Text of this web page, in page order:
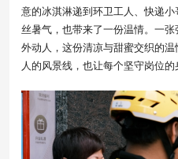
意的冰淇淋递到环卫工人、快递
丝暑气，也带来了一份温情。一
外动人，这份清凉与甜蜜交织的
人的风景线，也让每个坚守岗位